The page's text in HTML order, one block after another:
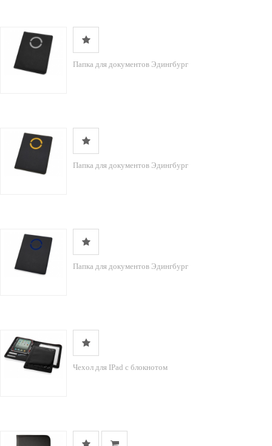
Папка для документов Эдингбург
Папка для документов Эдингбург
Папка для документов Эдингбург
Чехол для IPad с блокнотом